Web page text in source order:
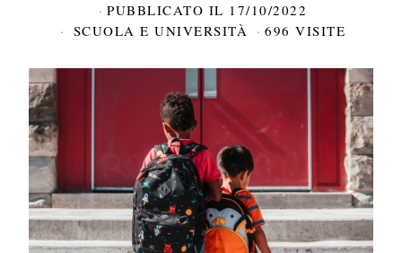
PUBBLICATO IL 17/10/2022
SCUOLA E UNIVERSITÀ
696 VISITE